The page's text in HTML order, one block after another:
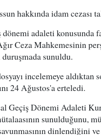
hakkında idam cezası
dönemi adaleti konusunda
Ceza Mahkemesinin
sunuldu.
incelemeye aldıktan
24 Ağustos'a erteledi.
Geçiş Dönemi Adaleti
sunulduğunu,
dinlendiğini ve